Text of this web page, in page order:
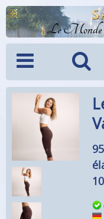
Le Monde
Menu